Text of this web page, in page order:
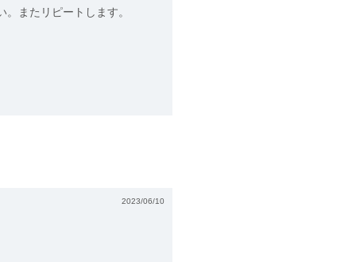
またリピートします。
2023/06/10